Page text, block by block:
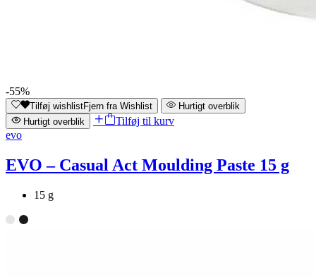
-55%
Tilføj wishlistFjern fra Wishlist
Hurtigt overblik
Hurtigt overblik
Tilføj til kurv
evo
EVO – Casual Act Moulding Paste 15 g
15 g